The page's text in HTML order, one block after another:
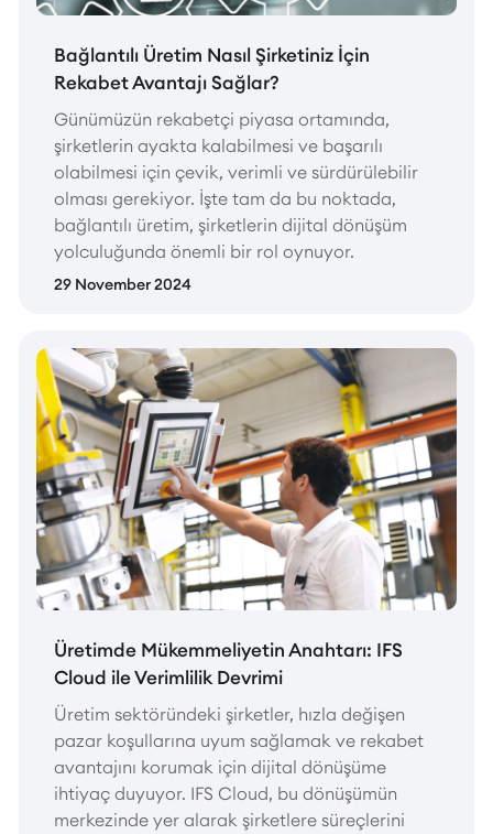
Bağlantılı Üretim Nasıl Şirketiniz İçin
Rekabet Avantajı Sağlar?
Günümüzün rekabetçi piyasa ortamında,
şirketlerin ayakta kalabilmesi ve başarılı
olabilmesi için çevik, verimli ve sürdürülebilir
olması gerekiyor. İşte tam da bu noktada,
bağlantılı üretim, şirketlerin dijital dönüşüm
yolculuğunda önemli bir rol oynuyor.
29 November 2024
Üretimde Mükemmeliyetin Anahtarı: IFS
Cloud ile Verimlilik Devrimi
Üretim sektöründeki şirketler, hızla değişen
pazar koşullarına uyum sağlamak ve rekabet
avantajını korumak için dijital dönüşüme
ihtiyaç duyuyor. IFS Cloud, bu dönüşümün
merkezinde yer alarak şirketlere süreçlerini